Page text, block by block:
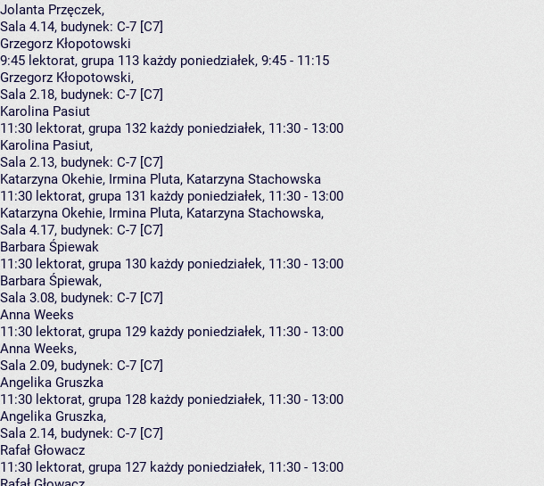
Jolanta Przęczek,
Sala 4.14, budynek: C-7 [C7]
Grzegorz Kłopotowski
9:45 lektorat, grupa 113 każdy poniedziałek, 9:45 - 11:15
Grzegorz Kłopotowski,
Sala 2.18, budynek: C-7 [C7]
Karolina Pasiut
11:30 lektorat, grupa 132 każdy poniedziałek, 11:30 - 13:00
Karolina Pasiut,
Sala 2.13, budynek: C-7 [C7]
Katarzyna Okehie, Irmina Pluta, Katarzyna Stachowska
11:30 lektorat, grupa 131 każdy poniedziałek, 11:30 - 13:00
Katarzyna Okehie, Irmina Pluta, Katarzyna Stachowska,
Sala 4.17, budynek: C-7 [C7]
Barbara Śpiewak
11:30 lektorat, grupa 130 każdy poniedziałek, 11:30 - 13:00
Barbara Śpiewak,
Sala 3.08, budynek: C-7 [C7]
Anna Weeks
11:30 lektorat, grupa 129 każdy poniedziałek, 11:30 - 13:00
Anna Weeks,
Sala 2.09, budynek: C-7 [C7]
Angelika Gruszka
11:30 lektorat, grupa 128 każdy poniedziałek, 11:30 - 13:00
Angelika Gruszka,
Sala 2.14, budynek: C-7 [C7]
Rafał Głowacz
11:30 lektorat, grupa 127 każdy poniedziałek, 11:30 - 13:00